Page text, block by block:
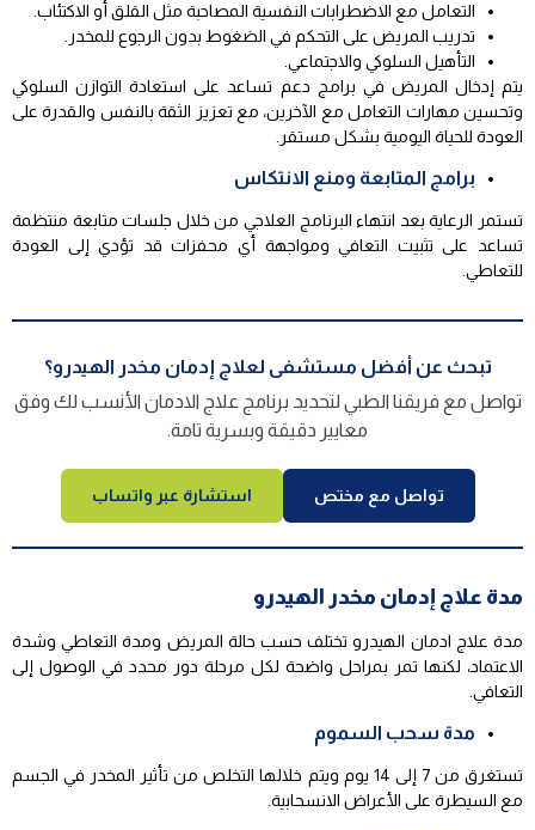
التعامل مع الاضطرابات النفسية المصاحبة مثل القلق أو الاكتئاب.
تدريب المريض على التحكم في الضغوط بدون الرجوع للمخدر.
التأهيل السلوكي والاجتماعي.
يتم إدخال المريض في برامج دعم تساعد على استعادة التوازن السلوكي
وتحسين مهارات التعامل مع الآخرين، مع تعزيز الثقة بالنفس والقدرة على
العودة للحياة اليومية بشكل مستقر.
برامج المتابعة ومنع الانتكاس
تستمر الرعاية بعد انتهاء البرنامج العلاجي من خلال جلسات متابعة منتظمة
تساعد على تثبيت التعافي ومواجهة أي محفزات قد تؤدي إلى العودة
للتعاطي.
تبحث عن أفضل مستشفى لعلاج إدمان مخدر الهيدرو؟
تواصل مع فريقنا الطبي لتحديد برنامج علاج الادمان الأنسب لك وفق
معايير دقيقة وبسرية تامة.
تواصل مع مختص استشارة عبر واتساب
مدة علاج إدمان مخدر الهيدرو
مدة علاج ادمان الهيدرو تختلف حسب حالة المريض ومدة التعاطي وشدة
الاعتماد، لكنها تمر بمراحل واضحة لكل مرحلة دور محدد في الوصول إلى
التعافي.
مدة سحب السموم
تستغرق من 7 إلى 14 يوم ويتم خلالها التخلص من تأثير المخدر في الجسم
مع السيطرة على الأعراض الانسحابية.